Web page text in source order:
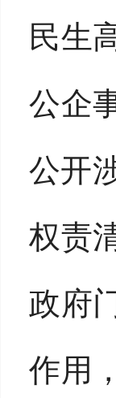
民生
公企
公开
权责
政府
作用